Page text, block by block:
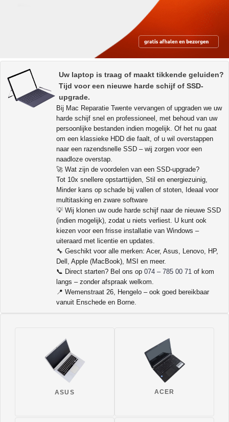
Uw laptop is traag of maakt tikkende geluiden?
Tijd voor een nieuwe harde schijf of SSD-
upgrade.
Bij Mac Reparatie Twente vervangen of upgraden we uw
harde schijf snel en professioneel, met behoud van uw
persoonlijke bestanden indien mogelijk. Of het nu gaat
om een klassieke HDD die faalt, of u wil overstappen
naar een razendsnelle SSD – wij zorgen voor een
naadloze overstap.
🚀 Wat zijn de voordelen van een SSD-upgrade?
Tot 10x snellere opstarttijden, Stil en energiezuinig,
Minder kans op schade bij vallen of stoten, Ideaal voor
multitasking en zware software
💡 Wij klonen uw oude harde schijf naar de nieuwe SSD
(indien mogelijk), zodat u niets verliest. U kunt ook
kiezen voor een frisse installatie van Windows –
uiteraard met licentie en updates.
🔧 Geschikt voor alle merken: Acer, Asus, Lenovo, HP,
Dell, Apple (MacBook), MSI en meer.
📞 Direct starten? Bel ons op 074 – 785 00 71 of kom
langs – zonder afspraak welkom.
📍 Wemenstraat 26, Hengelo – ook goed bereikbaar
vanuit Enschede en Borne.
ASUS ACER